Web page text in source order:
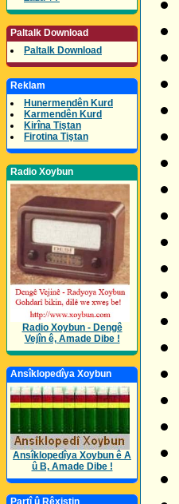
Paltalk Download
Paltalk Download
Reklam
Hunermendên Kurd
Karmendên Kurd
Kirîna Tiştan
Firotina Tiştan
Radio Xoybun
Radio Xoybun - Dengê
Vejîn ê, Amade Dibe !
Ansîklopedîya Xoybun
Ansîklopedîya Xoybun ê A
û B, Amade Dibe !
Partî û Rêxistin